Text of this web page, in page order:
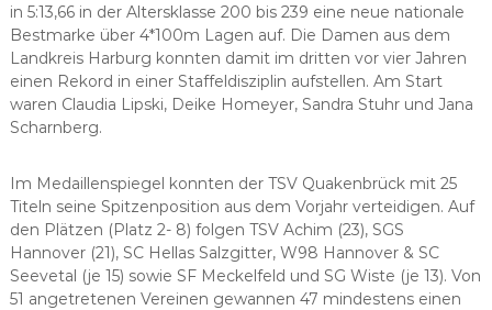
in 5:13,66 in der Altersklasse 200 bis 239 eine neue nationale
Bestmarke über 4*100m Lagen auf. Die Damen aus dem
Landkreis Harburg konnten damit im dritten vor vier Jahren
einen Rekord in einer Staffeldisziplin aufstellen. Am Start
waren Claudia Lipski, Deike Homeyer, Sandra Stuhr und Jana
Scharnberg.
Im Medaillenspiegel konnten der TSV Quakenbrück mit 25
Titeln seine Spitzenposition aus dem Vorjahr verteidigen. Auf
den Plätzen (Platz 2- 8) folgen TSV Achim (23), SGS
Hannover (21), SC Hellas Salzgitter, W98 Hannover & SC
Seevetal (je 15) sowie SF Meckelfeld und SG Wiste (je 13). Von
51 angetretenen Vereinen gewannen 47 mindestens einen